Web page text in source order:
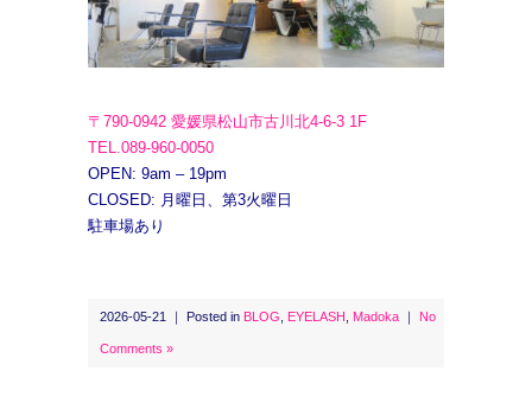
〒790-0942 愛媛県松山市古川北4-6-3 1F
TEL.089-960-0050
OPEN: 9am – 19pm
CLOSED: 月曜日、第3火曜日
駐車場あり
2026-05-21 ｜ Posted in BLOG EYELASH Madoka ｜ No
Comments »